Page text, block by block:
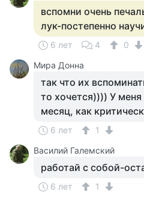
вспомни очень
лук-постепенно
6 лет 4
0
Мира Донна
так что их
то хочется)))) У
месяц, как
6 лет
1
Василий Галемский
работай с собой-
6 лет
1